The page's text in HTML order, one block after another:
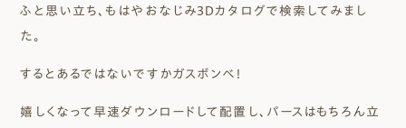
ふと思い立ち、もはやおなじみ3Dカタログで検索してみまし
た。
するとあるではないですかガスボンベ！
嬉しくなって早速ダウンロードして配置し、パースはもちろん立